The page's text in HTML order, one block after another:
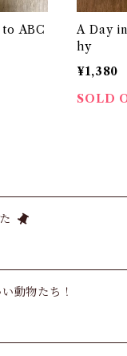
ABC
A Day
hy
¥1,380
SOLD
動物たち！